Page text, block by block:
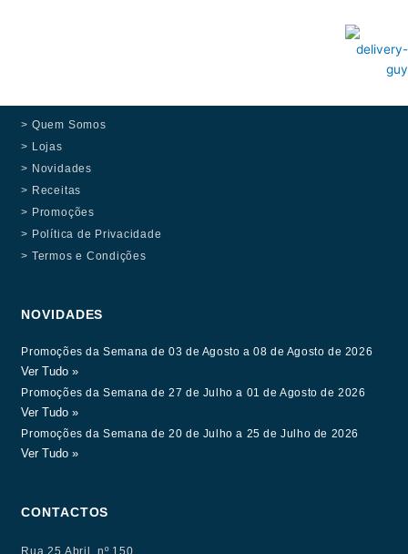
> Quem Somos
> Lojas
> Novidades
> Receitas
> Promoções
> Política de Privacidade
> Termos e Condições
NOVIDADES
Promoções da Semana de 03 de Agosto a 08 de Agosto de 2026
Ver Tudo »
Promoções da Semana de 27 de Julho a 01 de Agosto de 2026
Ver Tudo »
Promoções da Semana de 20 de Julho a 25 de Julho de 2026
Ver Tudo »
CONTACTOS